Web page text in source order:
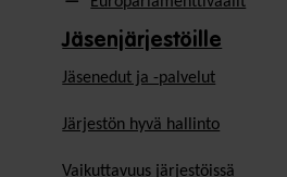
Jäsenjärjestöille
Jäsen­edut ja -palvelut
Järjestön hyvä hallinto
Vaikuttavuus järjestöissä